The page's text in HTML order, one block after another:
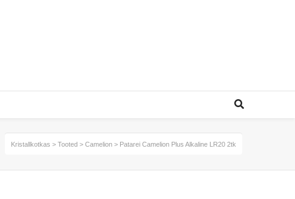
Kristallkotkas > Tooted > Camelion > Patarei Camelion Plus Alkaline LR20 2tk